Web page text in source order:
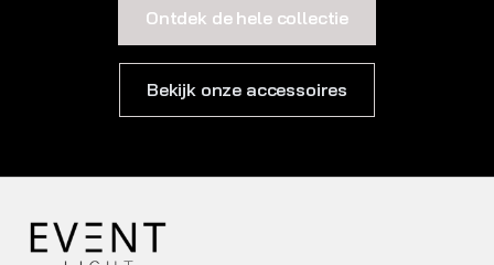
Ontdek de hele collectie
Bekijk onze accessoires